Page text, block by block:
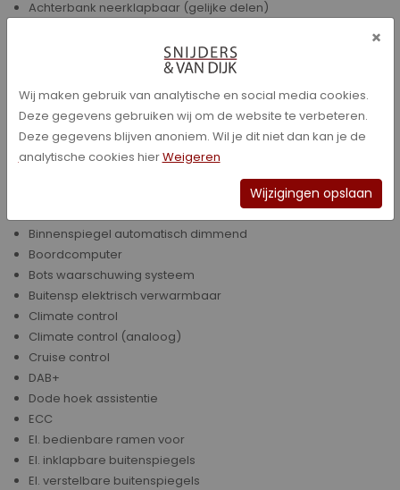
Achterbank neerklapbaar (gelijke delen)
Afstandsbediening Centrale Deurvergrendeling
Airbag(s) voor
Airbag(s) voor + zij
Airbag(s) voor + zij + overige
Alarmsysteem
Bestuurdersstoel in hoogte verstelbaar
Binnenspiegel automatisch dimmend
Boordcomputer
Bots waarschuwing systeem
Buitensp elektrisch verwarmbaar
Climate control
Climate control (analoog)
Cruise control
DAB+
Dode hoek assistentie
ECC
El. bedienbare ramen voor
El. inklapbare buitenspiegels
El. verstelbare buitenspiegels
×
Wij maken gebruik van analytische en social media cookies.
Deze gegevens gebruiken wij om de website te verbeteren.
Deze gegevens blijven anoniem. Wil je dit niet dan kan je de
analytische cookies hierWeigeren
Wijzigingen opslaan